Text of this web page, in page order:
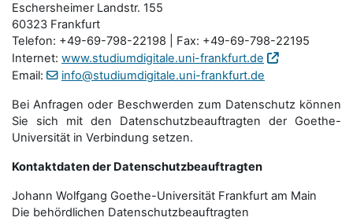
Eschersheimer Landstr. 155
60323 Frankfurt
Telefon: +49-69-798-22198 | Fax: +49-69-798-22195
Internet: www.studiumdigitale.uni-frankfurt.de
Email:
info@studiumdigitale.uni-frankfurt.de
Bei Anfragen oder Beschwerden zum Datenschutz können
Sie sich mit den Datenschutz­beauftragten der Goethe-
Universität in Verbindung setzen.
Kontaktdaten der Datenschutzbeauftragten
Johann Wolfgang Goethe-Universität Frankfurt am Main
Die behördlichen Datenschutzbeauftragten